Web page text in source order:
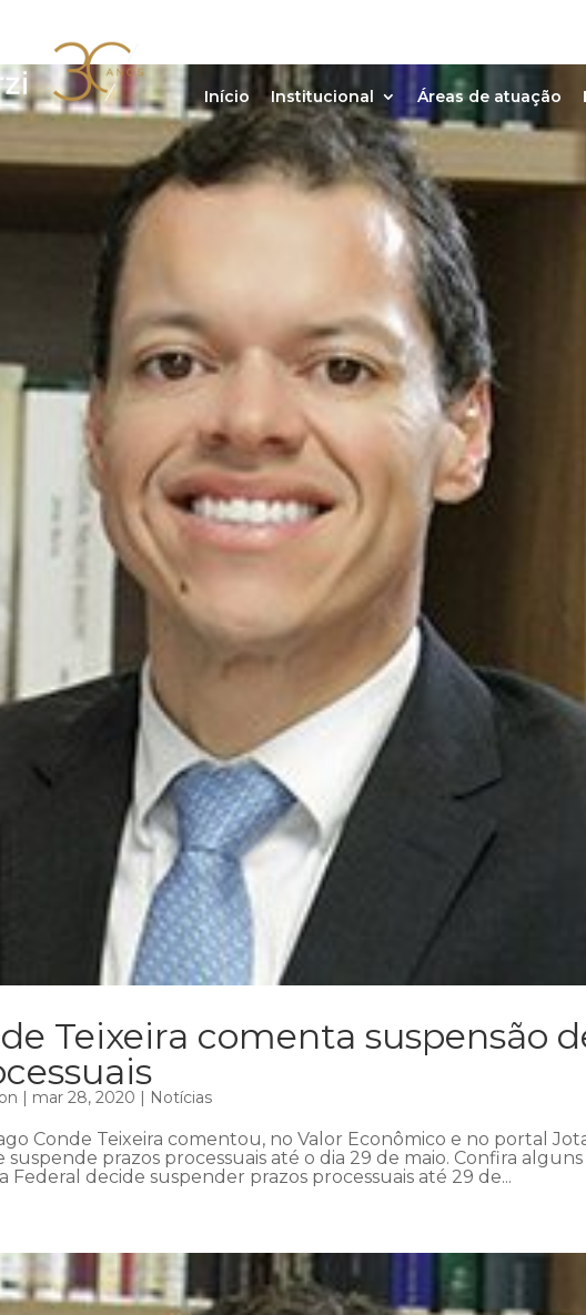
Início Institucional Áreas de atuação
Teixeira comenta suspensão
| mar 28, 2020 | Notícias
Conde Teixeira comentou, no Valor Econômico e no portal
suspende prazos processuais até o dia 29 de maio. Confira
Federal decide suspender prazos processuais até 29 de...